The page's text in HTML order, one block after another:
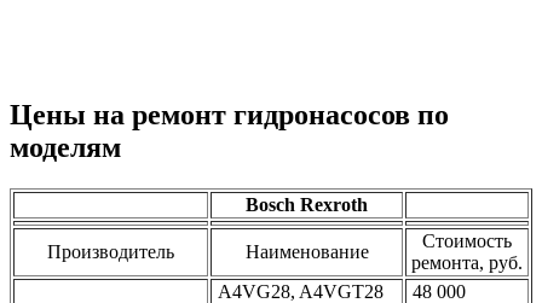
Цены на ремонт гидронасосов по
моделям
Bosch Rexroth
Производитель Наименование
Стоимость
ремонта, руб.
A4VG28, A4VGT28
48 000